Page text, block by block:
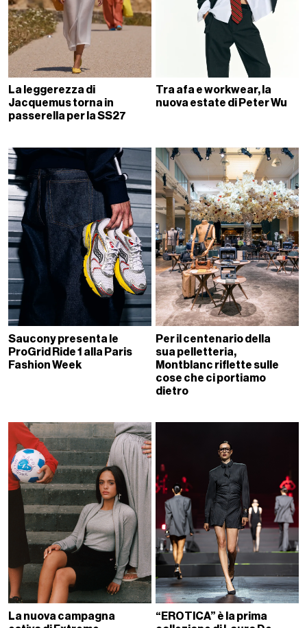
La leggerezza di
Jacquemus torna in
passerella per la SS27
Tra afa e workwear, la
nuova estate di Peter Wu
Saucony presenta le
ProGrid Ride 1 alla Paris
Fashion Week
Per il centenario della
sua pelletteria,
Montblanc riflette sulle
cose che ci portiamo
dietro
La nuova campagna
“EROTICA” è la prima